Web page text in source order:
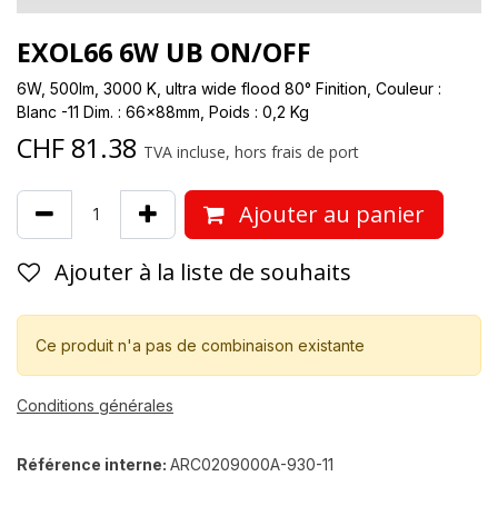
EXOL66 6W UB ON/OFF
6W, 500lm, 3000 K, ultra wide flood 80° Finition, Couleur :
Blanc -11 Dim. : 66x88mm, Poids : 0,2 Kg
CHF 81.38 TVA incluse, hors frais de port
Ajouter au panier
Ajouter à la liste de souhaits
Ce produit n'a pas de combinaison existante
Conditions générales
Référence interne: ARC0209000A-930-11